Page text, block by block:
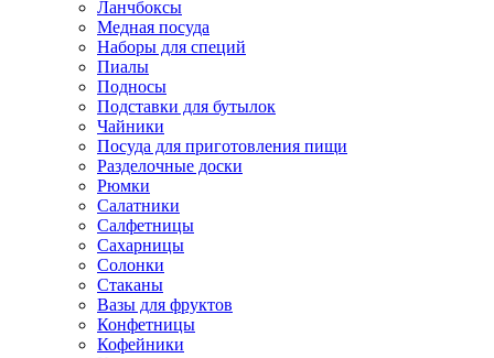
Ланчбоксы
Медная посуда
Наборы для специй
Пиалы
Подносы
Подставки для бутылок
Чайники
Посуда для приготовления пищи
Разделочные доски
Рюмки
Салатники
Салфетницы
Сахарницы
Солонки
Стаканы
Вазы для фруктов
Конфетницы
Кофейники